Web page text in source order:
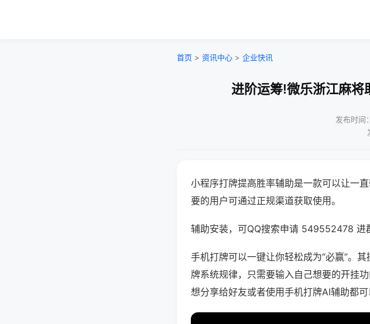
首页 > 资讯中心 > 企业快讯
进阶运筹!微乐浙江麻将
发布时间
小程序打牌提高胜率辅助是一款可以让一
要的用户可通过正规渠道获取使用。
辅助安装，可QQ搜索申请 549552478 进
手机打牌可以一键让你轻松成为“必赢”。
牌系统规律，只需要输入自己想要的开挂
想分享给好友或者使用手机打牌AI辅助都可